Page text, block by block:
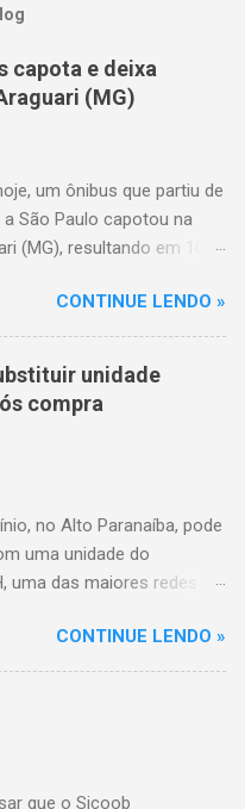
capota e deixa
(MG)
um ônibus que partiu de
São Paulo capotou na
(MG), resultando em 10
ao trevo de Queixinho,
perdeu o controle do
o canteiro central e
de acesso. Entre as
crianças de
CONTINUE LENDO »
unidade
compra
no Alto Paranaíba, pode
uma unidade do
uma das maiores redes do
rede Bretas por R$ 716
na última sexta-
CONTINUE LENDO »
que o Sicoob